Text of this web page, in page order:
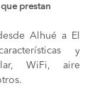
prestan
Alhué a El
y
WiFi, aire